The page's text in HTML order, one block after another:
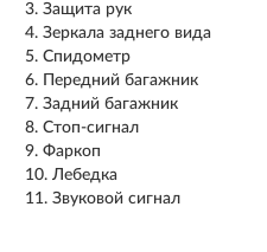
Защита рук
Зеркала заднего вида
Спидометр
Передний багажник
Задний багажник
Стоп-сигнал
Фаркоп
Лебедка
Звуковой сигнал